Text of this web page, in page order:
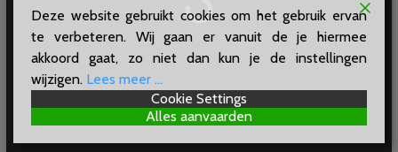
Deze website gebruikt cookies om het gebruik ervan
te verbeteren. Wij gaan er vanuit de je hiermee
akkoord gaat, zo niet dan kun je de instellingen
wijzigen. Lees meer ...
Cookie Settings
Alles aanvaarden